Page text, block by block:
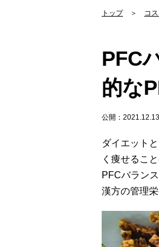
トップ コ
PFC
的な
公開：2021.12.13
ダイエット
く痩せるこ
PFCバラン
漢方の管理